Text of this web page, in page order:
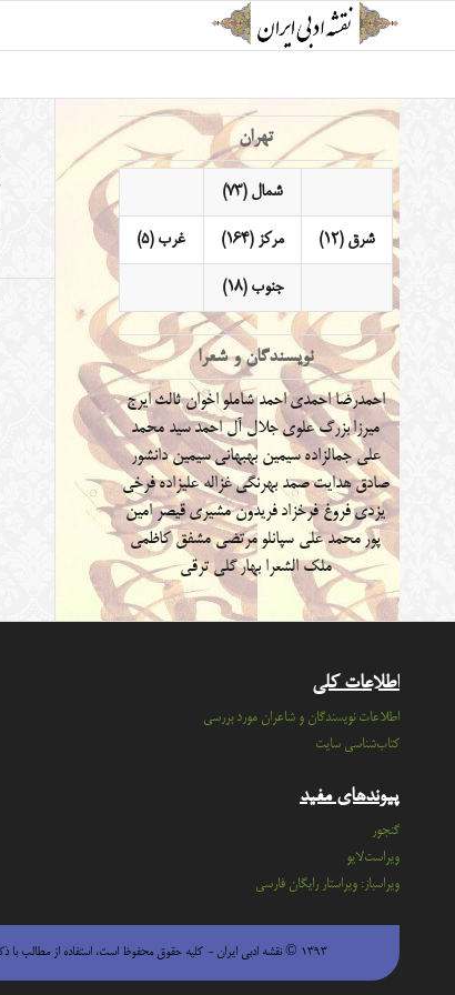
تهران
شمال (73)
شرق (12) مرکز (164) غرب (5)
جنوب (18)
نویسندگان و شعرا
احمدرضا احمدیاحمد شاملواخوان ثالث ایرج
میرزابزرگ علوی جلال آل احمد سید محمد
علی جمالزاده سیمین بهبهانیسیمین دانشور
صادق هدایتصمد بهرنگیغزاله علیزادهفرخی
یزدیفروغ فرخزاد فریدون مشیری قیصر امین
پور محمد علی سپانلو مرتضی مشفق کاظمی
ملک الشعرا بهارگلی ترقی
اطلاعات کلی
اطلاعات نویسندگان و شاعران مورد بررسی
کتاب‌شناسی سایت
پیوندهای مفید
گنجور
ویراست‌لایو
ویراسباز: ویراستار رایگان فارسی
۱۳۹۳ © نقشه ادبی ایران - كليه حقوق محفوظ است، استفاده از مطالب با ذكر منبع بلامانع است.